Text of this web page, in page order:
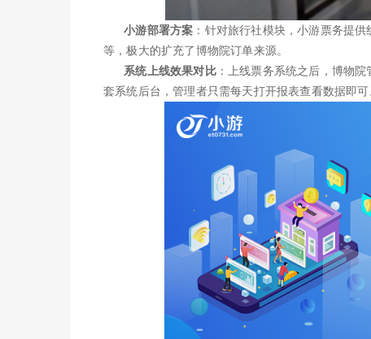
小游部署方案 ：针对旅行社模块，小游票务提
等，极大的扩充了博物院订单来源。
系统上线效果对比：上线票务系统之后，博物院
套系统后台，管理者只需每天打开报表查看数据即可